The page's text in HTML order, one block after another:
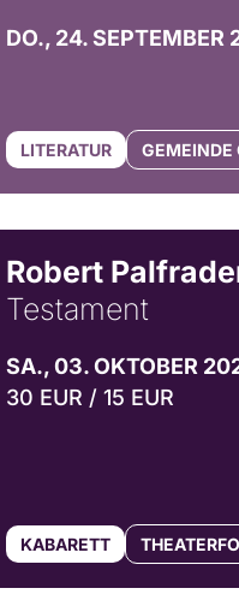
DO., 24. SEPTEMBER
LITERATUR GEMEINDE
Robert
Testament
SA., 03. OKTOBER
30 EUR / 15 EUR
KABARETT